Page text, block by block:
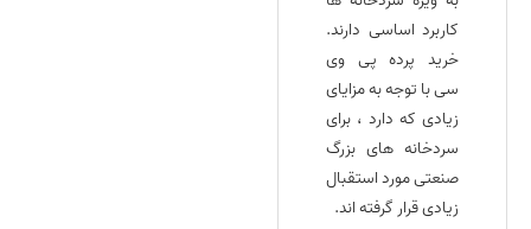
کاربرد اساسی دارند.
خرید پرده پی وی
سی با توجه به مزایای
زیادی که دارد ، برای
سردخانه های بزرگ
صنعتی مورد استقبال
زیادی قرار گرفته‌ اند.